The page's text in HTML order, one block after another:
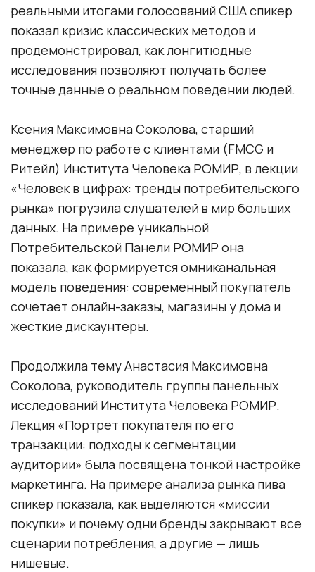
реальными итогами голосований США спикер
показал кризис классических методов и
продемонстрировал, как лонгитюдные
исследования позволяют получать более
точные данные о реальном поведении людей.
Ксения Максимовна Соколова, старший
менеджер по работе с клиентами (FMCG и
Ритейл) Института Человека РОМИР, в лекции
«Человек в цифрах: тренды потребительского
рынка» погрузила слушателей в мир больших
данных. На примере уникальной
Потребительской Панели РОМИР она
показала, как формируется омниканальная
модель поведения: современный покупатель
сочетает онлайн-заказы, магазины у дома и
жесткие дискаунтеры.
Продолжила тему Анастасия Максимовна
Соколова, руководитель группы панельных
исследований Института Человека РОМИР.
Лекция «Портрет покупателя по его
транзакции: подходы к сегментации
аудитории» была посвящена тонкой настройке
маркетинга. На примере анализа рынка пива
спикер показала, как выделяются «миссии
покупки» и почему одни бренды закрывают все
сценарии потребления, а другие — лишь
нишевые.